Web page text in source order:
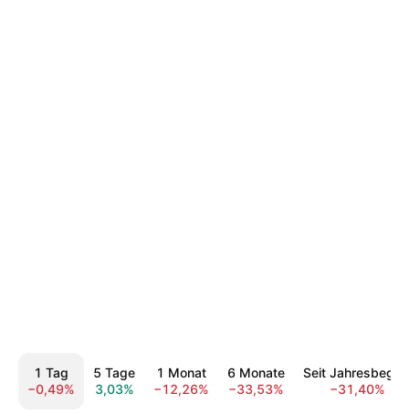
1 Tag
−0,49%
5 Tage
3,03%
1 Monat
−12,26%
6 Monate
−33,53%
Seit
−31,40%